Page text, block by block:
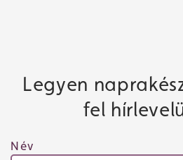
Legyen
fel
Név